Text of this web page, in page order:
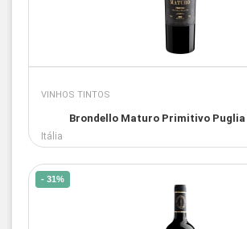
VINHOS TINTOS
Brondello Maturo Primitivo Puglia
Itália
- 31%